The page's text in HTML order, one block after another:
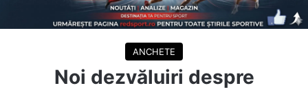
ANCHETE
Noi dezvăluiri despre